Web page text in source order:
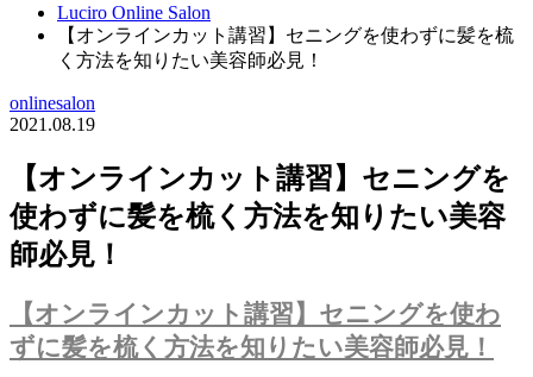
Luciro Online Salon
【オンラインカット講習】セニングを使わずに髪を梳
く方法を知りたい美容師必見！
onlinesalon
2021.08.19
【オンラインカット講習】セニングを
使わずに髪を梳く方法を知りたい美容
師必見！
【オンラインカット講習】セニングを使わ
ずに髪を梳く方法を知りたい美容師必見！